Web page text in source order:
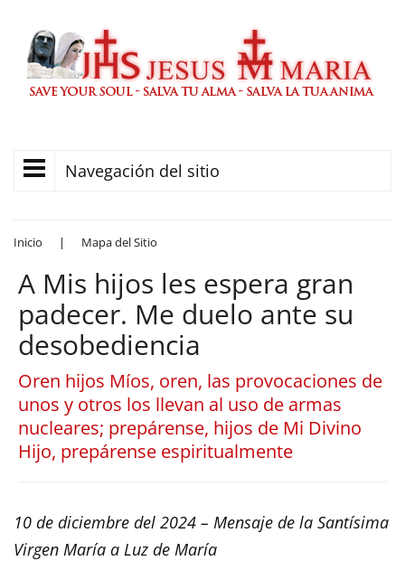
Navegación del sitio
Inicio | Mapa del Sitio
A Mis hijos les espera gran
padecer. Me duelo ante su
desobediencia
Oren hijos Míos, oren, las provocaciones de
unos y otros los llevan al uso de armas
nucleares; prepárense, hijos de Mi Divino
Hijo, prepárense espiritualmente
10 de diciembre del 2024 – Mensaje de la Santísima
Virgen María a Luz de María